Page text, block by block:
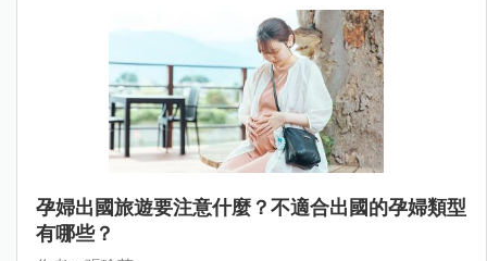
孕婦出國旅遊要注意什麼？不適合出國的孕婦類型
有哪些？